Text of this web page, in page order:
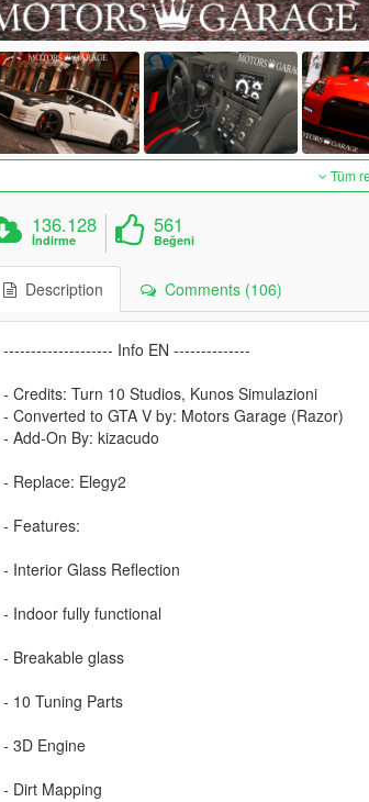
Tüm
136.128
İndirme
561
Beğeni
Description Comments (106)
-------------------- Info EN --------------
- Credits: Turn 10 Studios, Kunos Simulazioni
- Converted to GTA V by: Motors Garage (Razor)
- Add-On By: kizacudo
- Replace: Elegy2
- Features:
- Interior Glass Reflection
- Indoor fully functional
- Breakable glass
- 10 Tuning Parts
- 3D Engine
- Dirt Mapping